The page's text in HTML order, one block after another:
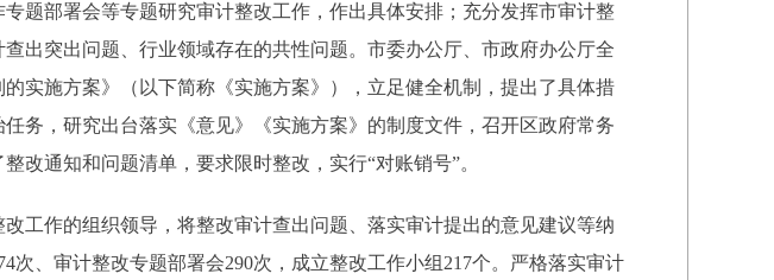
题部署会等专题研究审计整改工作，作出具体安排；充分发挥市审计整
出突出问题、行业领域存在的共性问题。市委办公厅、市政府办公厅全
实施方案》（以下简称《实施方案》），立足健全机制，提出了具体措
务，研究出台落实《意见》《实施方案》的制度文件，召开区政府常务
改通知和问题清单，要求限时整改，实行“对账销号”。
工作的组织领导，将整改审计查出问题、落实审计提出的意见建议等纳
、审计整改专题部署会290次，成立整改工作小组217个。严格落实审计